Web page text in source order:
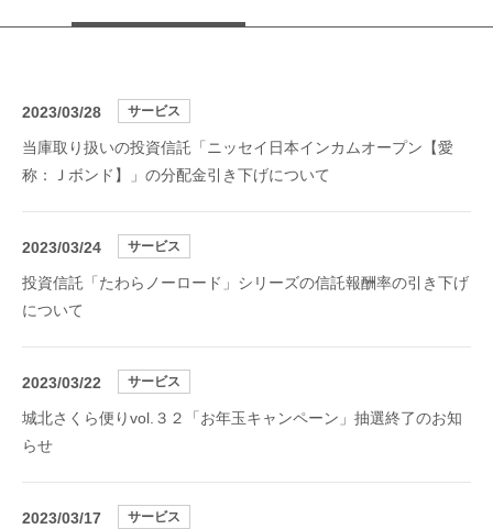
2023/03/28 サービス
当庫取り扱いの投資信託「ニッセイ日本インカムオープン【愛
称：Ｊボンド】」の分配金引き下げについて
2023/03/24 サービス
投資信託「たわらノーロード」シリーズの信託報酬率の引き下げ
について
2023/03/22 サービス
城北さくら便りvol.３２「お年玉キャンペーン」抽選終了のお知
らせ
2023/03/17 サービス